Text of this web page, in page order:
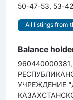
50-47-53, 53-
All listings from
Balance
УЧРЕЖДЕНИЕ